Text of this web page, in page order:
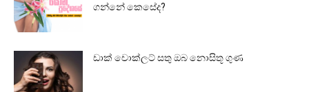
ගන්නේ කෙසේද?
ඩාක් චොක්ලට් සතු ඔබ නොසිතූ ගුණ